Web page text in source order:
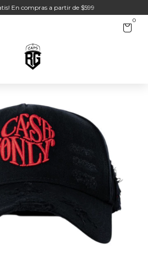
En compras a partir de $599
0